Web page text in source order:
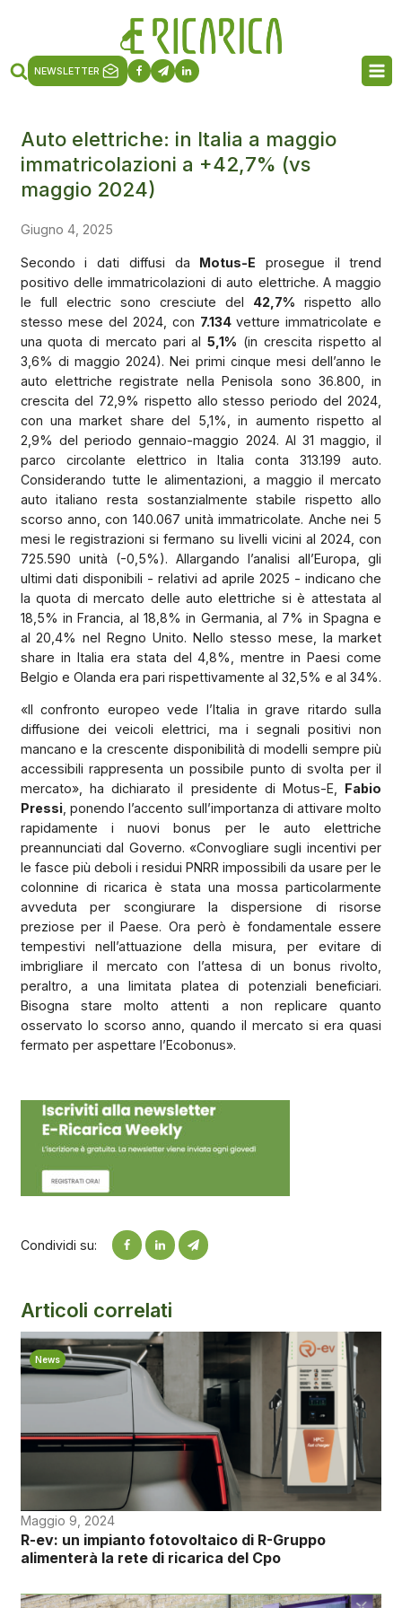
NEWSLETTER
Auto elettriche: in Italia a maggio
immatricolazioni a +42,7% (vs
maggio 2024)
Giugno 4, 2025
Secondo i dati diffusi da Motus-E prosegue il trend
positivo delle immatricolazioni di auto elettriche. A maggio
le full electric sono cresciute del 42,7% rispetto allo
stesso mese del 2024, con 7.134vetture immatricolate e
una quota di mercato pari al5,1% (in crescita rispetto al
3,6% di maggio 2024). Nei primi cinque mesi dell’anno le
auto elettriche registrate nella Penisola sono 36.800, in
crescita del 72,9% rispetto allo stesso periodo del 2024,
con una market share del 5,1%, in aumento rispetto al
2,9% del periodo gennaio-maggio 2024. Al 31 maggio, il
parco circolante elettrico in Italia conta 313.199 auto.
Considerando tutte le alimentazioni, a maggio il mercato
auto italiano resta sostanzialmente stabile rispetto allo
scorso anno, con 140.067 unità immatricolate. Anche nei 5
mesi le registrazioni si fermano su livelli vicini al 2024, con
725.590 unità (-0,5%). Allargando l’analisi all’Europa, gli
ultimi dati disponibili - relativi ad aprile 2025 - indicano che
la quota di mercato delle auto elettriche si è attestata al
18,5% in Francia, al 18,8% in Germania, al 7% in Spagna e
al 20,4% nel Regno Unito. Nello stesso mese, la market
share in Italia era stata del 4,8%, mentre in Paesi come
Belgio e Olanda era pari rispettivamente al 32,5% e al 34%.
«Il confronto europeo vede l’Italia in grave ritardo sulla
diffusione dei veicoli elettrici, ma i segnali positivi non
mancano e la crescente disponibilità di modelli sempre più
accessibili rappresenta un possibile punto di svolta per il
mercato», ha dichiarato il presidente di Motus-E, Fabio
Pressi, ponendo l’accento sull’importanza di attivare molto
rapidamente i nuovi bonus per le auto elettriche
preannunciati dal Governo. «Convogliare sugli incentivi per
le fasce più deboli i residui PNRR impossibili da usare per le
colonnine di ricarica è stata una mossa particolarmente
avveduta per scongiurare la dispersione di risorse
preziose per il Paese. Ora però è fondamentale essere
tempestivi nell’attuazione della misura, per evitare di
imbrigliare il mercato con l’attesa di un bonus rivolto,
peraltro, a una limitata platea di potenziali beneficiari.
Bisogna stare molto attenti a non replicare quanto
osservato lo scorso anno, quando il mercato si era quasi
fermato per aspettare l’Ecobonus».
Condividi su:
Articoli correlati
News
Maggio 9, 2024
R-ev: un impianto fotovoltaico di R-Gruppo
alimenterà la rete di ricarica del Cpo